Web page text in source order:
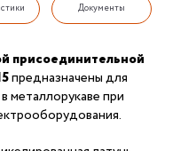
Документы
присоединительной
предназначены для
металлорукаве при